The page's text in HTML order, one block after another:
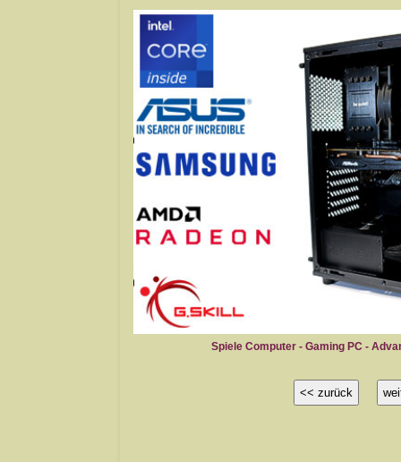
Spiele Computer - Gaming PC -
<< zurück